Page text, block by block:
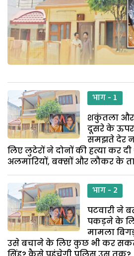
भाग - 1
शकुंतला
दूसरे के ऊपर
समझते देर
लिए लुटेरों ने दोनों की हत्या कर
अलमारियों, बक्सों और लौकर के
भाग - 2
पटवारी ने
पकड़ने के
मामला
उसे बचाने के लिए कुछ भी कर सकते